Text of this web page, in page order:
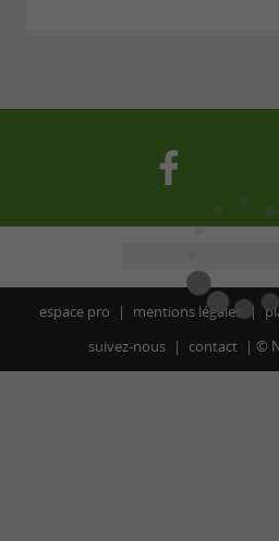
espace pro mentions légales
suivez-nous
contact ©